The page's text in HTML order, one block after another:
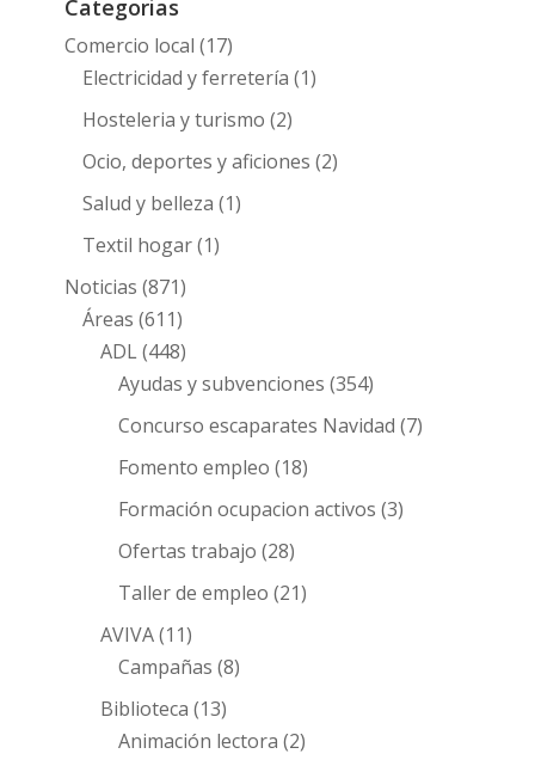
Categorias
Comercio local (17)
Electricidad y ferretería (1)
Hosteleria y turismo (2)
Ocio, deportes y aficiones (2)
Salud y belleza (1)
Textil hogar(1)
Noticias (871)
Áreas (611)
ADL(448)
Ayudas y subvenciones (354)
Concurso escaparates Navidad (7)
Fomento empleo (18)
Formación ocupacion activos (3)
Ofertas trabajo (28)
Taller de empleo (21)
AVIVA(11)
Campañas (8)
Biblioteca (13)
Animación lectora (2)